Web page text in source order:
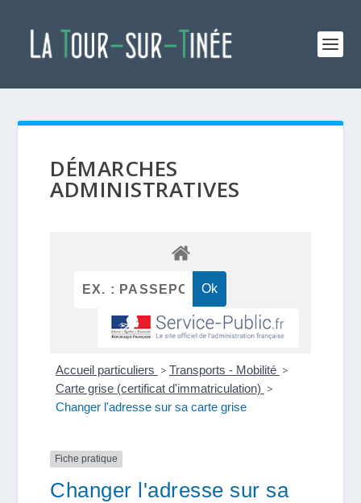
DÉMARCHES
ADMINISTRATIVES
Accueil particuliers > Transports - Mobilité >
Carte grise (certificat d'immatriculation) >
Changer l'adresse sur sa carte grise
Fiche pratique
Changer l'adresse sur sa